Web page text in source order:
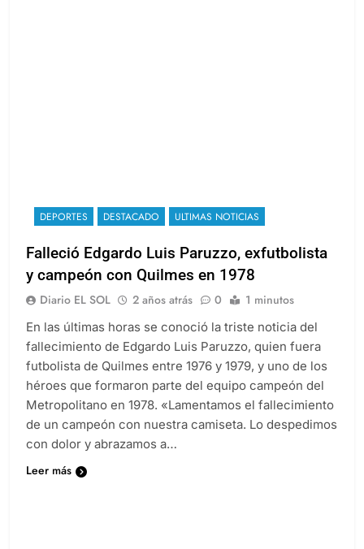
DEPORTES DESTACADO ULTIMAS NOTICIAS
Falleció Edgardo Luis Paruzzo, exfutbolista
y campeón con Quilmes en 1978
Diario EL SOL 2 años atrás 0 1 minutos
En las últimas horas se conoció la triste noticia del
fallecimiento de Edgardo Luis Paruzzo, quien fuera
futbolista de Quilmes entre 1976 y 1979, y uno de los
héroes que formaron parte del equipo campeón del
Metropolitano en 1978. «Lamentamos el fallecimiento
de un campeón con nuestra camiseta. Lo despedimos
con dolor y abrazamos a…
Leer más